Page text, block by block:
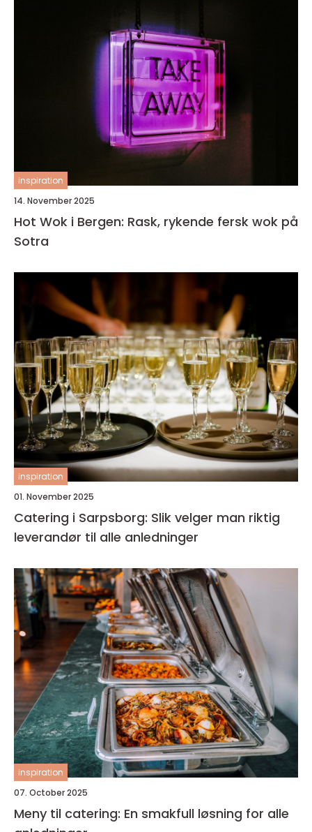
inspiration
14. November 2025
Hot Wok i Bergen: Rask, rykende fersk wok på
Sotra
inspiration
01. November 2025
Catering i Sarpsborg: Slik velger man riktig
leverandør til alle anledninger
inspiration
07. October 2025
Meny til catering: En smakfull løsning for alle